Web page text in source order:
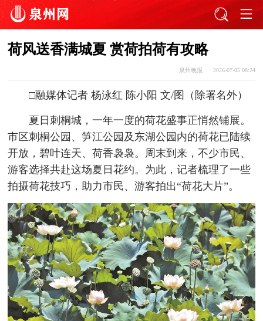
荷风送香满城夏 赏荷拍荷有攻略
泉州晚报 2026-07-05 08:24
□融媒体记者 杨泳红 陈小阳 文/图（除署名外）
夏日刺桐城，一年一度的荷花盛事正悄然铺展。
市区刺桐公园、笋江公园及东湖公园内的荷花已陆续
开放，碧叶连天、荷香袅袅。周末到来，不少市民、
游客选择共赴这场夏日花约。为此，记者梳理了一些
拍摄荷花技巧，助力市民、游客拍出“荷花大片”。